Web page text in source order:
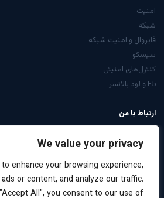
We value your privacy
enhance your browsing experience,
or content, and analyze our traffic.
All", you consent to our use of
امنیت
شبکه
فایروال و امنیت شبکه
سیسکو
کنترل‌های امنیتی
F5 و لود بالانسر
ارتباط با من
LinkedIn: arabiyan
درخواست مشاوره